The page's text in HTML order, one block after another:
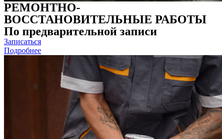
РЕМОНТНО-
ВОССТАНОВИТЕЛЬНЫЕ РАБОТЫ
По предварительной записи
Записаться
Подробнее